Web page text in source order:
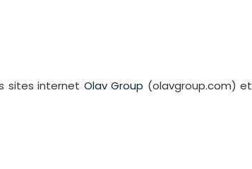
sites internet Olav Group (olavgroup.com) et